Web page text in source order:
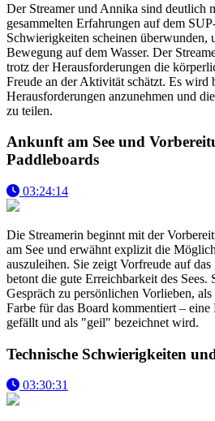
Der Streamer und Annika sind deutlich
gesammelten Erfahrungen auf dem
Schwierigkeiten scheinen überwunden,
Bewegung auf dem Wasser. Der
trotz der Herausforderungen die
Freude an der Aktivität schätzt. Es wird
Herausforderungen anzunehmen und
zu teilen.
Ankunft am See und
Paddleboards
03:24:14
Die Streamerin beginnt mit der
am See und erwähnt explizit die
auszuleihen. Sie zeigt Vorfreude auf
betont die gute Erreichbarkeit des Sees.
Gespräch zu persönlichen Vorlieben,
Farbe für das Board kommentiert – eine
gefällt und als "geil" bezeichnet wird.
Technische Schwierigkeiten
03:30:31